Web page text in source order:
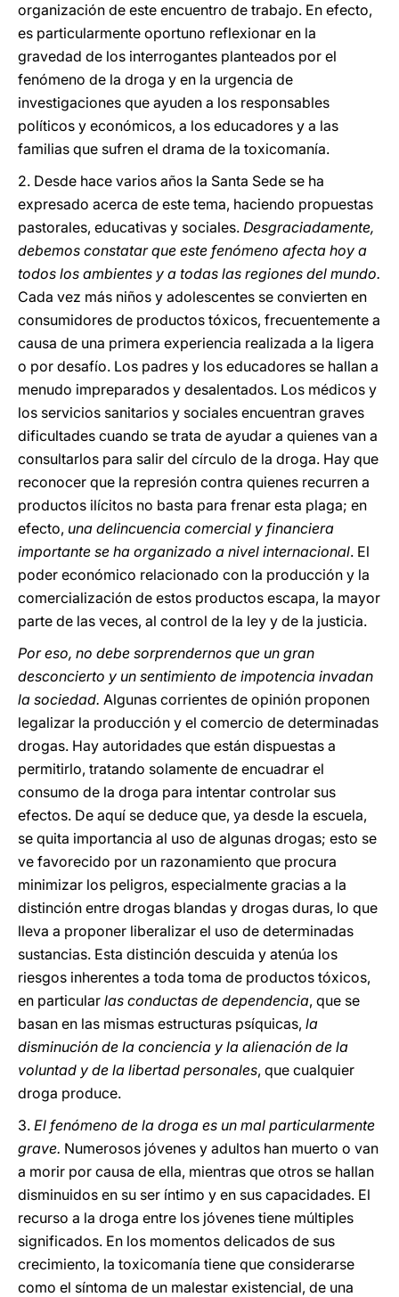
organización de este encuentro de trabajo. En efecto,
es particularmente oportuno reflexionar en la
gravedad de los interrogantes planteados por el
fenómeno de la droga y en la urgencia de
investigaciones que ayuden a los responsables
políticos y económicos, a los educadores y a las
familias que sufren el drama de la toxicomanía.
2. Desde hace varios años la Santa Sede se ha
expresado acerca de este tema, haciendo propuestas
pastorales, educativas y sociales. Desgraciadamente,
debemos constatar que este fenómeno afecta hoy a
todos los ambientes y a todas las regiones del mundo.
Cada vez más niños y adolescentes se convierten en
consumidores de productos tóxicos, frecuentemente a
causa de una primera experiencia realizada a la ligera
o por desafío. Los padres y los educadores se hallan a
menudo impreparados y desalentados. Los médicos y
los servicios sanitarios y sociales encuentran graves
dificultades cuando se trata de ayudar a quienes van a
consultarlos para salir del círculo de la droga. Hay que
reconocer que la represión contra quienes recurren a
productos ilícitos no basta para frenar esta plaga; en
efecto, una delincuencia comercial y financiera
importante se ha organizado a nivel internacional. El
poder económico relacionado con la producción y la
comercialización de estos productos escapa, la mayor
parte de las veces, al control de la ley y de la justicia.
Por eso, no debe sorprendernos que un gran
desconcierto y un sentimiento de impotencia invadan
la sociedad. Algunas corrientes de opinión proponen
legalizar la producción y el comercio de determinadas
drogas. Hay autoridades que están dispuestas a
permitirlo, tratando solamente de encuadrar el
consumo de la droga para intentar controlar sus
efectos. De aquí se deduce que, ya desde la escuela,
se quita importancia al uso de algunas drogas; esto se
ve favorecido por un razonamiento que procura
minimizar los peligros, especialmente gracias a la
distinción entre drogas blandas y drogas duras, lo que
lleva a proponer liberalizar el uso de determinadas
sustancias. Esta distinción descuida y atenúa los
riesgos inherentes a toda toma de productos tóxicos,
en particular las conductas de dependencia, que se
basan en las mismas estructuras psíquicas, la
disminución de la conciencia y la alienación de la
voluntad y de la libertad personales, que cualquier
droga produce.
3. El fenómeno de la droga es un mal particularmente
grave. Numerosos jóvenes y adultos han muerto o van
a morir por causa de ella, mientras que otros se hallan
disminuidos en su ser íntimo y en sus capacidades. El
recurso a la droga entre los jóvenes tiene múltiples
significados. En los momentos delicados de sus
crecimiento, la toxicomanía tiene que considerarse
como el síntoma de un malestar existencial, de una